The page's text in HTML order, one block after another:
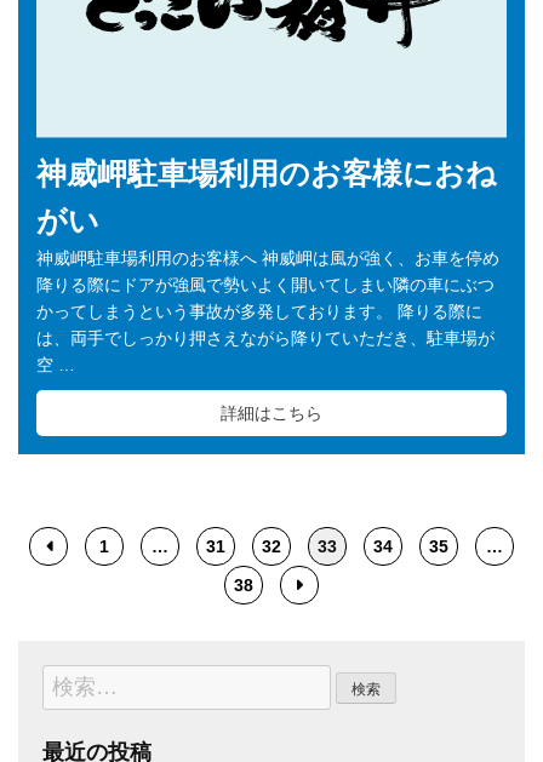
神威岬駐車場利用のお客様におね
がい
神威岬駐車場利用のお客様へ 神威岬は風が強く、お車を停め
降りる際にドアが強風で勢いよく開いてしまい隣の車にぶつ
かってしまうという事故が多発しております。 降りる際に
は、両手でしっかり押さえながら降りていただき、駐車場が
空 …
詳細はこちら
1 … 31 32 33 34 35
…
38
検
索:
最近の投稿